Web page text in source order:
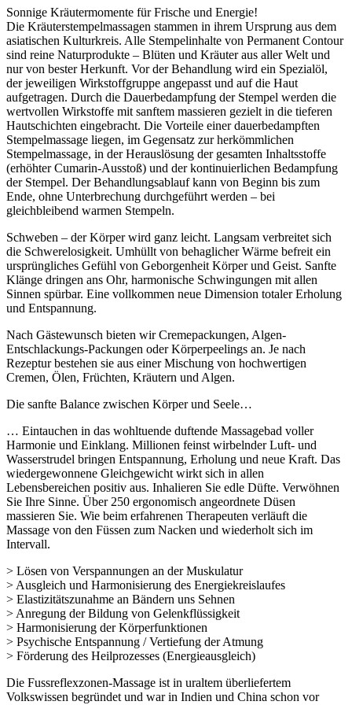
Sonnige Kräutermomente für Frische und Energie!
Die Kräuterstempelmassagen stammen in ihrem Ursprung aus dem
asiatischen Kulturkreis. Alle Stempelinhalte von Permanent Contour
sind reine Naturprodukte – Blüten und Kräuter aus aller Welt und
nur von bester Herkunft. Vor der Behandlung wird ein Spezialöl,
der jeweiligen Wirkstoffgruppe angepasst und auf die Haut
aufgetragen. Durch die Dauerbedampfung der Stempel werden die
wertvollen Wirkstoffe mit sanftem massieren gezielt in die tieferen
Hautschichten eingebracht. Die Vorteile einer dauerbedampften
Stempelmassage liegen, im Gegensatz zur herkömmlichen
Stempelmassage, in der Herauslösung der gesamten Inhaltsstoffe
(erhöhter Cumarin-Ausstoß) und der kontinuierlichen Bedampfung
der Stempel. Der Behandlungsablauf kann von Beginn bis zum
Ende, ohne Unterbrechung durchgeführt werden – bei
gleichbleibend warmen Stempeln.
Schweben – der Körper wird ganz leicht. Langsam verbreitet sich
die Schwerelosigkeit. Umhüllt von behaglicher Wärme befreit ein
ursprüngliches Gefühl von Geborgenheit Körper und Geist. Sanfte
Klänge dringen ans Ohr, harmonische Schwingungen mit allen
Sinnen spürbar. Eine vollkommen neue Dimension totaler Erholung
und Entspannung.
Nach Gästewunsch bieten wir Cremepackungen, Algen-
Entschlackungs-Packungen oder Körperpeelings an. Je nach
Rezeptur bestehen sie aus einer Mischung von hochwertigen
Cremen, Ölen, Früchten, Kräutern und Algen.
Die sanfte Balance zwischen Körper und Seele…
… Eintauchen in das wohltuende duftende Massagebad voller
Harmonie und Einklang. Millionen feinst wirbelnder Luft- und
Wasserstrudel bringen Entspannung, Erholung und neue Kraft. Das
wiedergewonnene Gleichgewicht wirkt sich in allen
Lebensbereichen positiv aus. Inhalieren Sie edle Düfte. Verwöhnen
Sie Ihre Sinne. Über 250 ergonomisch angeordnete Düsen
massieren Sie. Wie beim erfahrenen Therapeuten verläuft die
Massage von den Füssen zum Nacken und wiederholt sich im
Intervall.
> Lösen von Verspannungen an der Muskulatur
> Ausgleich und Harmonisierung des Energiekreislaufes
> Elastizitätszunahme an Bändern uns Sehnen
> Anregung der Bildung von Gelenkflüssigkeit
> Harmonisierung der Körperfunktionen
> Psychische Entspannung / Vertiefung der Atmung
> Förderung des Heilprozesses (Energieausgleich)
Die Fussreflexzonen-Massage ist in uraltem überliefertem
Volkswissen begründet und war in Indien und China schon vor